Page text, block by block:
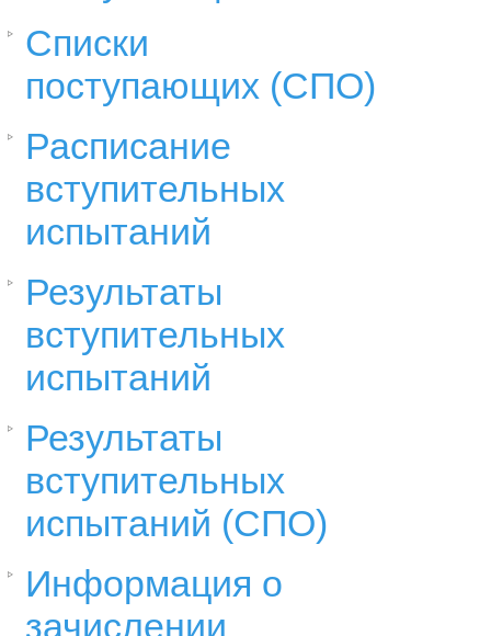
Списки
поступающих (СПО)
Расписание
вступительных
испытаний
Результаты
вступительных
испытаний
Результаты
вступительных
испытаний (СПО)
Информация о
зачислении